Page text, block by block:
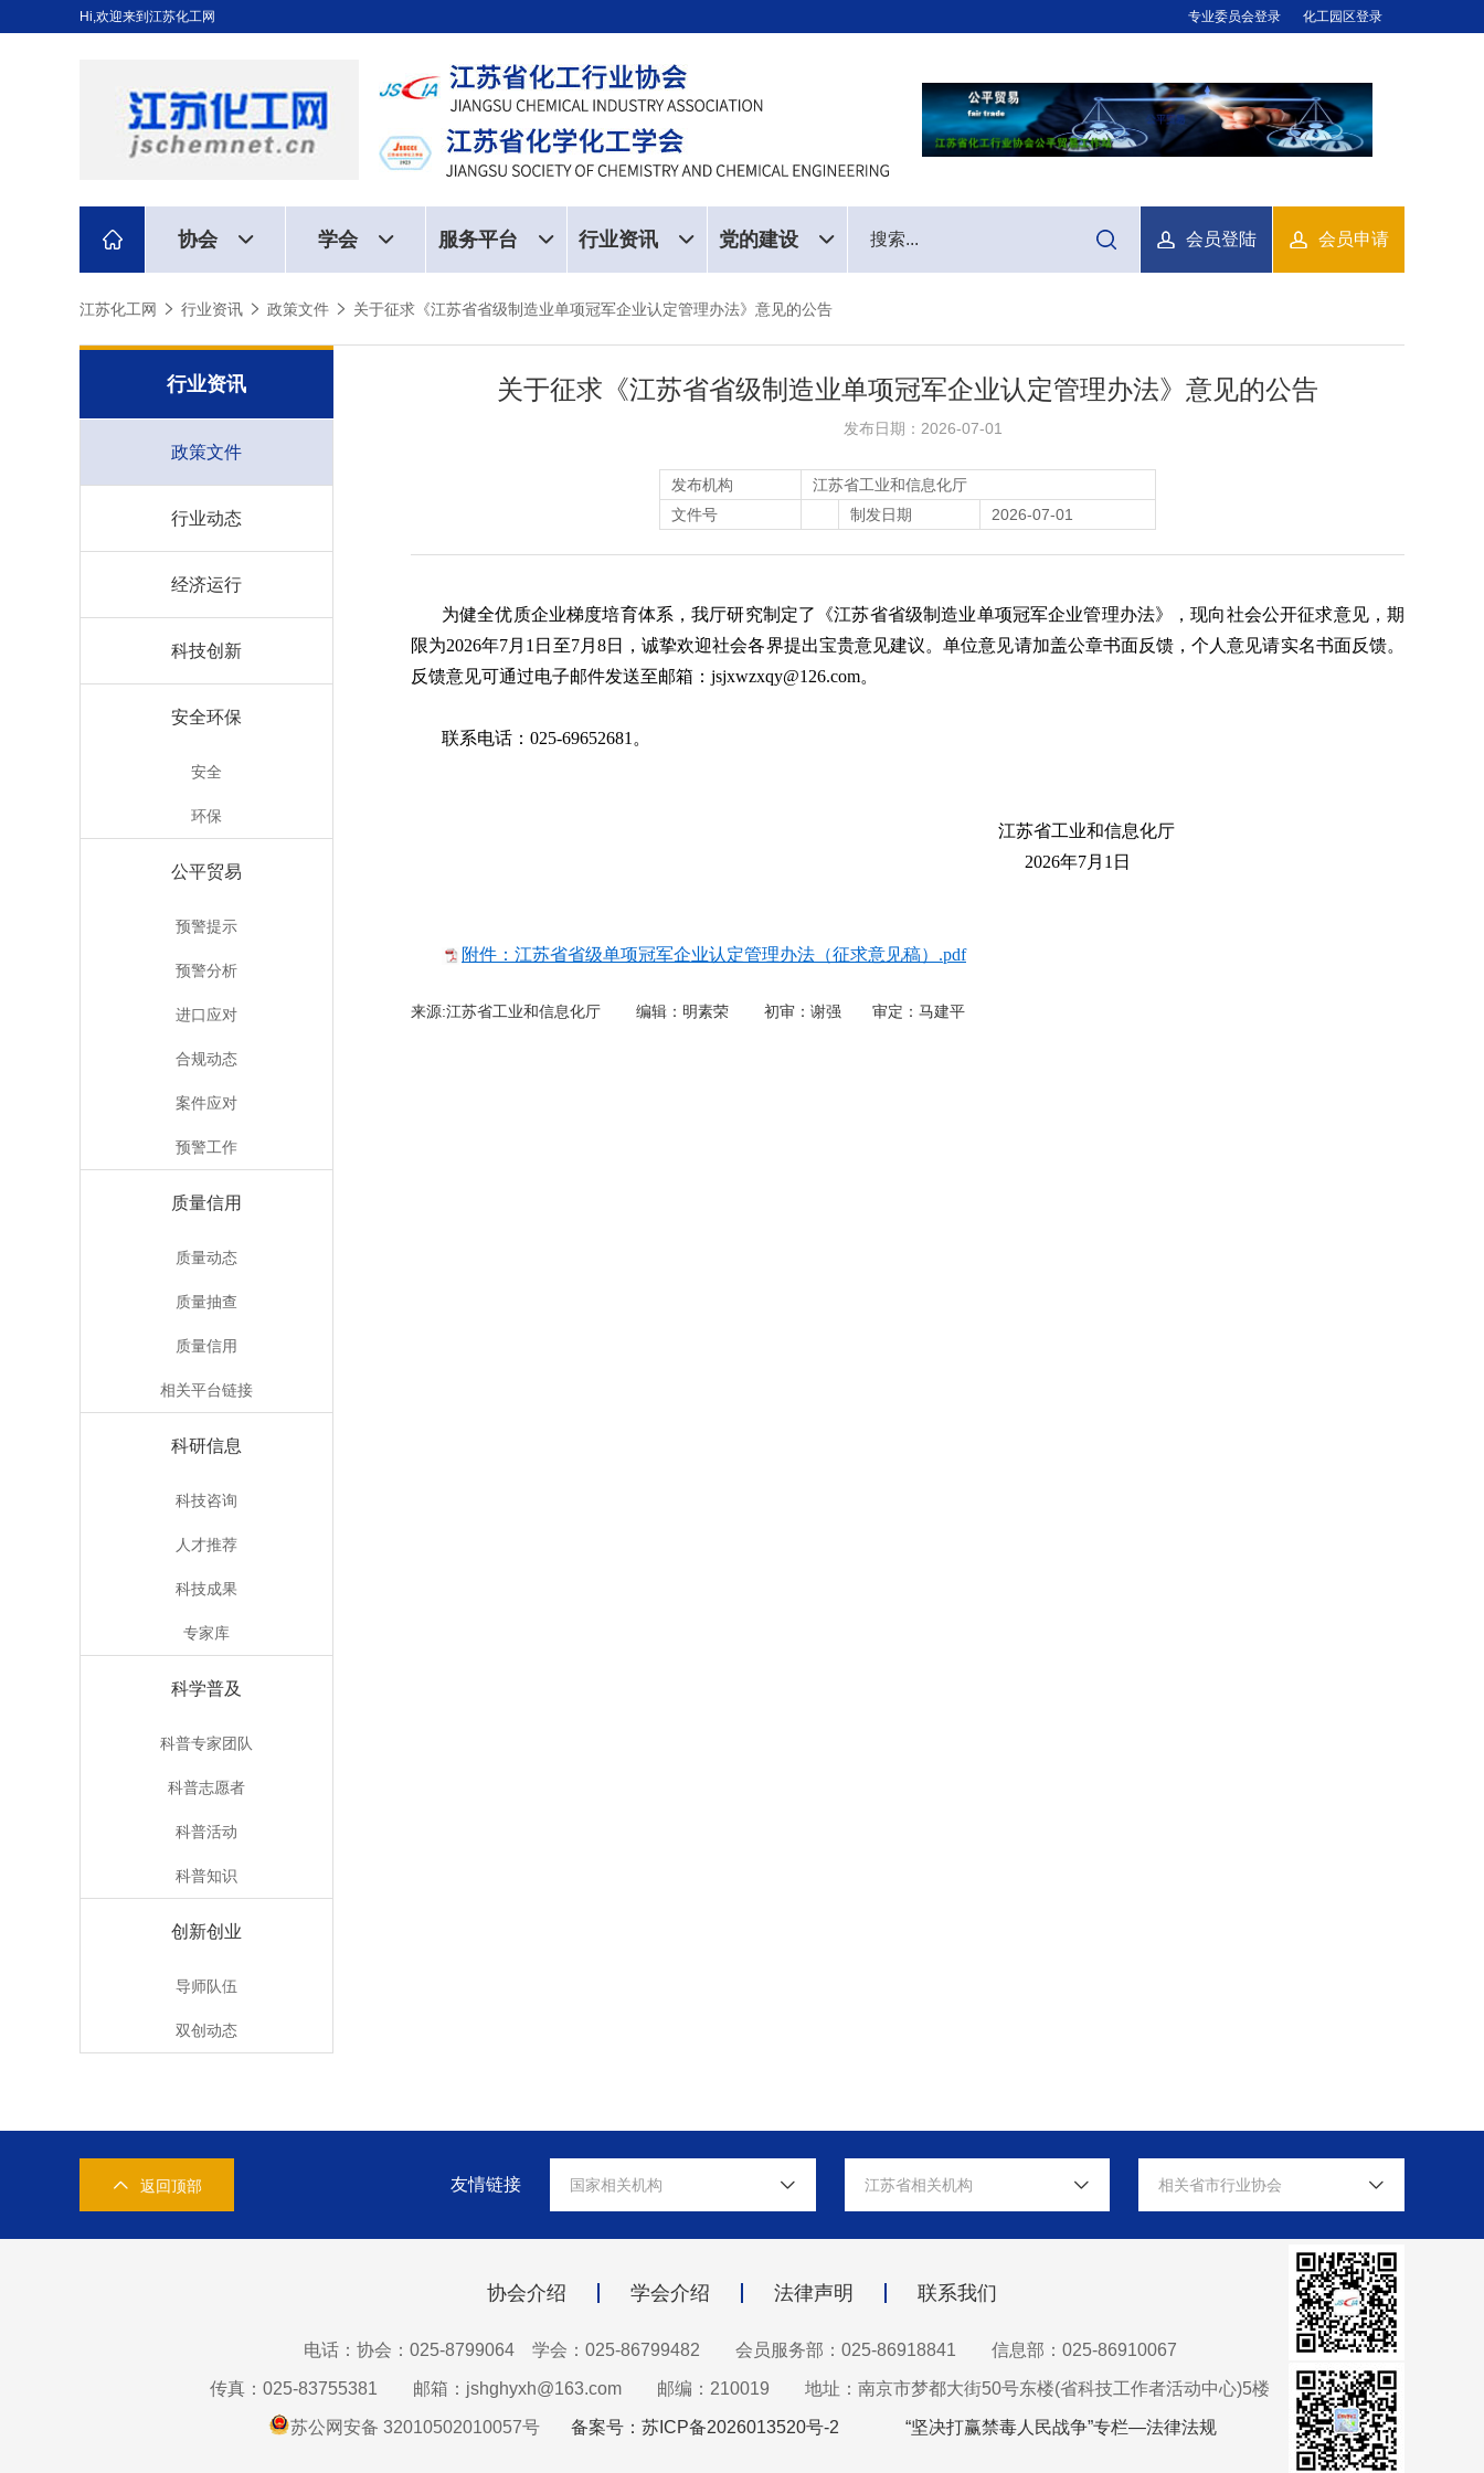
Hi,欢迎来到江苏化工网 化工园区登录
专业委员会登录
协会 学会 服务平台 行业资讯 党的建设 会员登陆 会员申请
江苏化工网 行业资讯 政策文件 关于征求《江苏省省级制造业单项冠军企业认定管理办法》意见的公告
行业资讯
政策文件
行业动态
经济运行
科技创新
安全环保
安全
环保
公平贸易
预警提示
预警分析
进口应对
合规动态
案件应对
预警工作
质量信用
质量动态
质量抽查
质量信用
相关平台链接
科研信息
科技咨询
人才推荐
科技成果
专家库
科学普及
科普专家团队
科普志愿者
科普活动
科普知识
创新创业
导师队伍
双创动态
关于征求《江苏省省级制造业单项冠军企业认定管理办法》意见的公告
发布日期：2026-07-01
发布机构
江苏省工业和信息化厅
文件号
制发日期 2026-07-01
为健全优质企业梯度培育体系，我厅研究制定了《江苏省省级制造业单项冠军企业管理办法》，现向社会公开征求意见，期
限为2026年7月1日至7月8日，诚挚欢迎社会各界提出宝贵意见建议。单位意见请加盖公章书面反馈，个人意见请实名书面反馈。
反馈意见可通过电子邮件发送至邮箱：jsjxwzxqy@126.com。
联系电话：025-69652681。
江苏省工业和信息化厅
2026年7月1日
附件：江苏省省级单项冠军企业认定管理办法（征求意见稿）.pdf
来源:江苏省工业和信息化厅 编辑：明素荣 初审：谢强 审定：马建平
返回顶部 友情链接 国家相关机构 江苏省相关机构 相关省市行业协会
协会介绍 学会介绍 法律声明 联系我们
电话：协会：025-8799064 学会：025-86799482 会员服务部：025-86918841 信息部：025-86910067
传真：025-83755381 邮箱：jshghyxh@163.com 邮编：210019 地址：南京市梦都大街50号东楼(省科技工作者活动中心)5楼
苏公网安备 32010502010057号 备案号：苏ICP备2026013520号-2 “坚决打赢禁毒人民战争”专栏—法律法规